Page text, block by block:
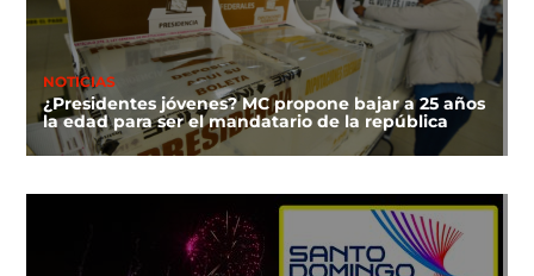
NOTICIAS
¿Presidentes jóvenes? MC propone bajar a 25 años
la edad para ser el mandatario de la república